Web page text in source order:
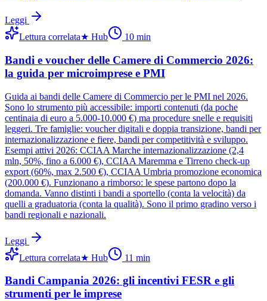
Leggi
Lettura correlata★ Hub 10 min
Bandi e voucher delle Camere di Commercio 2026:
la guida per microimprese e PMI
Guida ai bandi delle Camere di Commercio per le PMI nel 2026.
Sono lo strumento più accessibile: importi contenuti (da poche
centinaia di euro a 5.000-10.000 €) ma procedure snelle e requisiti
leggeri. Tre famiglie: voucher digitali e doppia transizione, bandi per
internazionalizzazione e fiere, bandi per competitività e sviluppo.
Esempi attivi 2026: CCIAA Marche internazionalizzazione (2,4
mln, 50%, fino a 6.000 €), CCIAA Maremma e Tirreno check-up
export (60%, max 2.500 €), CCIAA Umbria promozione economica
(200.000 €). Funzionano a rimborso: le spese partono dopo la
domanda. Vanno distinti i bandi a sportello (conta la velocità) da
quelli a graduatoria (conta la qualità). Sono il primo gradino verso i
bandi regionali e nazionali.
Leggi
Lettura correlata★ Hub 11 min
Bandi Campania 2026: gli incentivi FESR e gli
strumenti per le imprese